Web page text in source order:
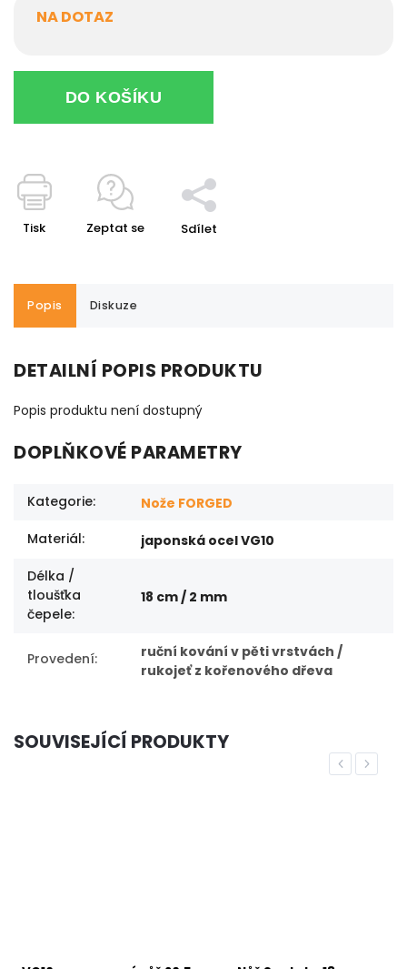
NA DOTAZ
DO KOŠÍKU
Tisk Zeptat se Sdílet
Popis Diskuze
DETAILNÍ POPIS PRODUKTU
Popis produktu není dostupný
DOPLŇKOVÉ PARAMETRY
Kategorie:
Nože FORGED
Materiál:
japonská ocel VG10
Délka /
tloušťka
čepele:
18 cm / 2 mm
Provedení:
ruční kování v pěti vrstvách /
rukojeť z kořenového dřeva
SOUVISEJÍCÍ PRODUKTY
Previous
Next